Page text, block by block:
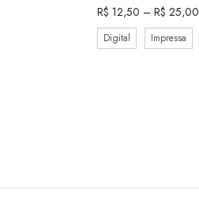
R$ 12,50 – R$ 25,00
Digital Impressa